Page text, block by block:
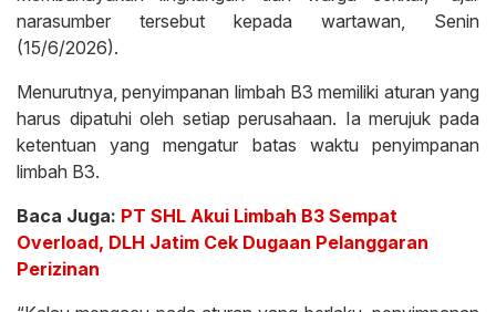
narasumber tersebut kepada wartawan, Senin
(15/6/2026).
Menurutnya, penyimpanan limbah B3 memiliki aturan yang
harus dipatuhi oleh setiap perusahaan. Ia merujuk pada
ketentuan yang mengatur batas waktu penyimpanan
limbah B3.
Baca Juga: PT SHL Akui Limbah B3 Sempat
Overload, DLH Jatim Cek Dugaan Pelanggaran
Perizinan